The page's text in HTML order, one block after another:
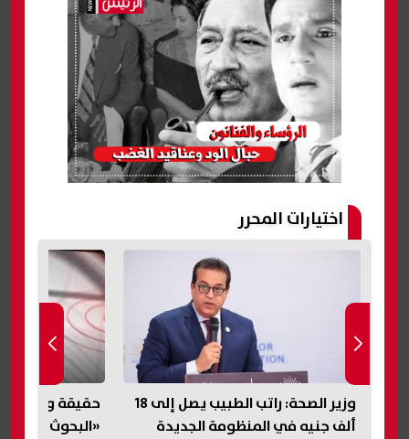
اختيارات المحرر
حقيقة وقوع زلزال في مصر اليوم..
«البحوث الفلكية» تحسم الجدل
«التبرعات
بهية تصدر